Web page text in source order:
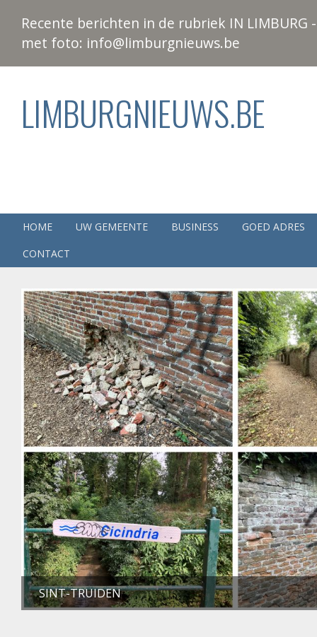
Recente berichten in de rubriek IN
met foto: info@limburgnieuws.be
LIMBURGNIEUWS.BE
HOME UW GEMEENTE BUSINESS
GOED ADRES
CONTACT
SINT-TRUIDEN